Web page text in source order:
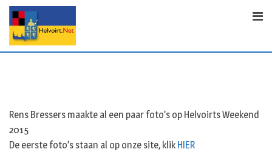
p
Rens Bressers maakte al een paar foto’s op Helvoirts Weekend
2015
De eerste foto’s staan al op onze site, klikHIER